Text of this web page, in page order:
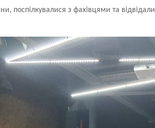
поспілкувалися з фахівцями та